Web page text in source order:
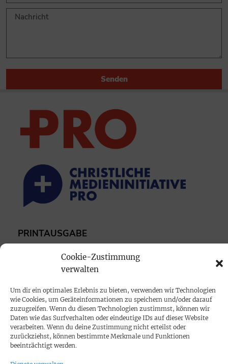
Cookie-Zustimmung
verwalten
Um dir ein optimales Erlebnis zu bieten, verwenden wir Technologien
wie Cookies, um Geräteinformationen zu speichern und/oder darauf
zuzugreifen. Wenn du diesen Technologien zustimmst, können wir
Daten wie das Surfverhalten oder eindeutige IDs auf dieser Website
verarbeiten. Wenn du deine Zustimmung nicht erteilst oder
zurückziehst, können bestimmte Merkmale und Funktionen
beeinträchtigt werden.
Senden
PRINTAUSGABE
Impressum
SPENDEN
Datenschutz